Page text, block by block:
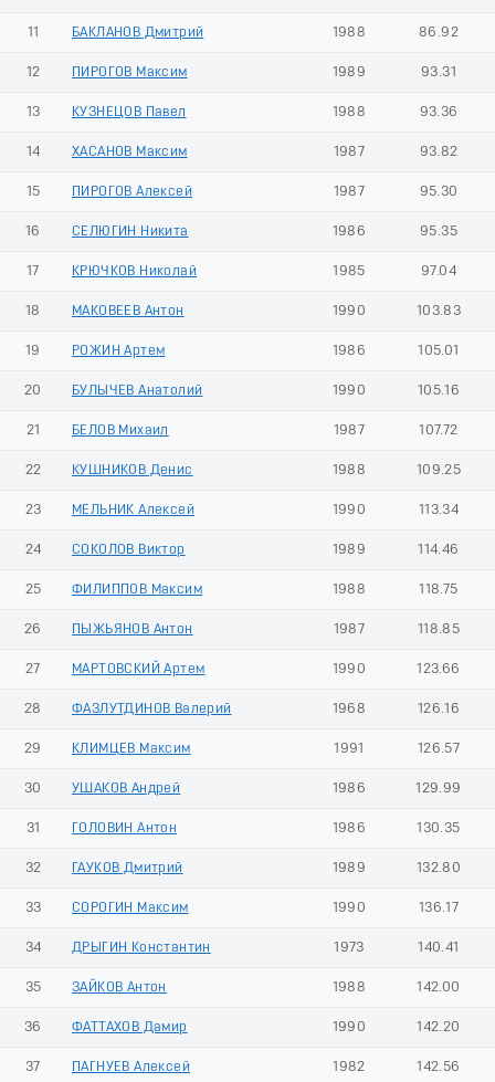
11 БАКЛАНОВ Дмитрий 1988 86.92
12 ПИРОГОВ Максим 1989 93.31
13 КУЗНЕЦОВ Павел 1988 93.36
14 ХАСАНОВ Максим 1987 93.82
15 ПИРОГОВ Алексей 1987 95.30
16 СЕЛЮГИН Никита 1986 95.35
17 КРЮЧКОВ Николай 1985 97.04
18 МАКОВЕЕВ Антон 1990 103.83
19 РОЖИН Артем 1986 105.01
20 БУЛЫЧЕВ Анатолий 1990 105.16
21 БЕЛОВ Михаил 1987 107.72
22 КУШНИКОВ Денис 1988 109.25
23 МЕЛЬНИК Алексей 1990 113.34
24 СОКОЛОВ Виктор 1989 114.46
25 ФИЛИППОВ Максим 1988 118.75
26 ПЫЖЬЯНОВ Антон 1987 118.85
27 МАРТОВСКИЙ Артем 1990 123.66
28 ФАЗЛУТДИНОВ Валерий 1968 126.16
29 КЛИМЦЕВ Максим 1991 126.57
30 УШАКОВ Андрей 1986 129.99
31 ГОЛОВИН Антон 1986 130.35
32 ГАУКОВ Дмитрий 1989 132.80
33 СОРОГИН Максим 1990 136.17
34 ДРЫГИН Константин 1973 140.41
35 ЗАЙКОВ Антон 1988 142.00
36 ФАТТАХОВ Дамир 1990 142.20
37 ПАГНУЕВ Алексей 1982 142.56